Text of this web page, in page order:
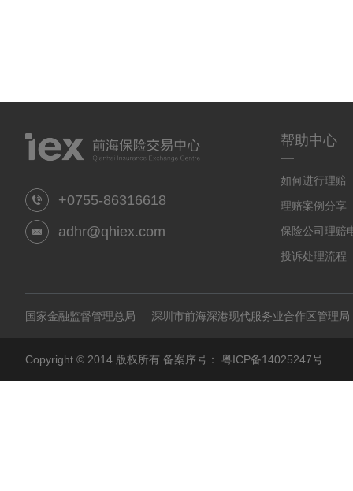
+0755-86316618
adhr@qhiex.com
帮助中心
一
如何进行理赔
理赔案例分享
保险公司理赔
投诉处理流程
国家金融监督管理总局 深圳市前海深港现代服务业合作区管理局
Copyright © 2014 版权所有 备案序号： 粤ICP备14025247号